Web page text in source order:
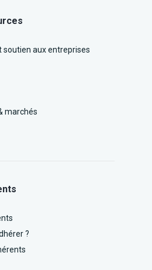
soutien aux entreprises
marchés
?